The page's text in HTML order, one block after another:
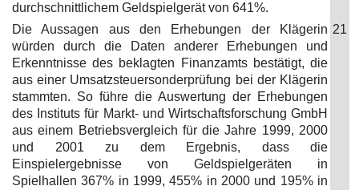
durchschnittlichem Geldspielgerät von 641%.
Die Aussagen aus den Erhebungen der Klägerin
würden durch die Daten anderer Erhebungen und
Erkenntnisse des beklagten Finanzamts bestätigt, die
aus einer Umsatzsteuersonderprüfung bei der Klägerin
stammten. So führe die Auswertung der Erhebungen
des Instituts für Markt- und Wirtschaftsforschung GmbH
aus einem Betriebsvergleich für die Jahre 1999, 2000
und 2001 zu dem Ergebnis, dass die
Einspielergebnisse von Geldspielgeräten in
Spielhallen 367% in 1999, 455% in 2000 und 195% in
21